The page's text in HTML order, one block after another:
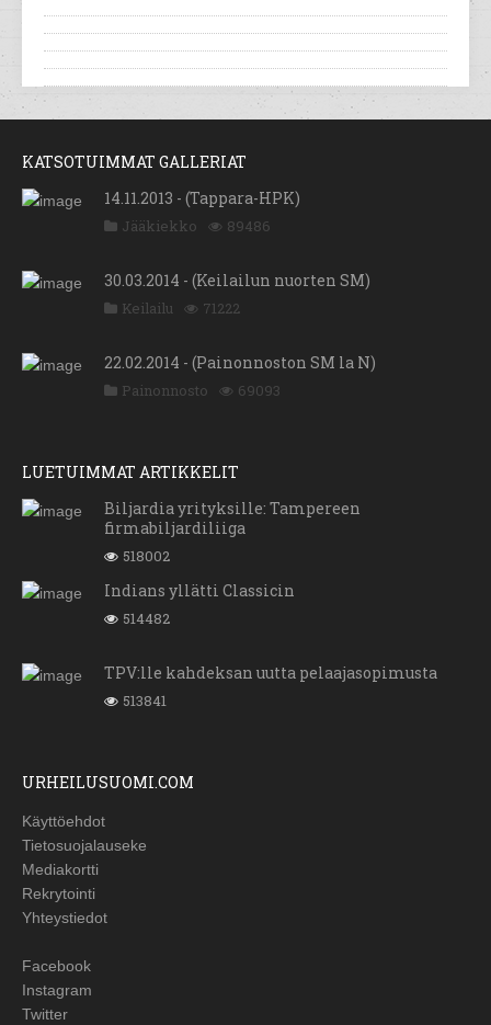
KATSOTUIMMAT GALLERIAT
14.11.2013 - (Tappara-HPK)
Jääkiekko 89486
30.03.2014 - (Keilailun nuorten SM)
Keilailu 71222
22.02.2014 - (Painonnoston SM la N)
Painonnosto 69093
LUETUIMMAT ARTIKKELIT
Biljardia yrityksille: Tampereen
firmabiljardiliiga
518002
Indians yllätti Classicin
514482
TPV:lle kahdeksan uutta pelaajasopimusta
513841
URHEILUSUOMI.COM
Käyttöehdot
Tietosuojalauseke
Mediakortti
Rekrytointi
Yhteystiedot
Facebook
Instagram
Twitter